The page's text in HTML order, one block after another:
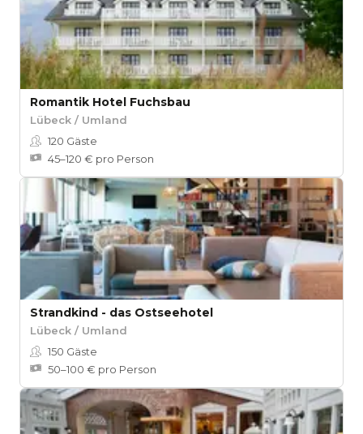
Romantik Hotel Fuchsbau
Lübeck / Umland
120 Gäste
45–120 € pro Person
Strandkind - das Ostseehotel
Lübeck / Umland
150 Gäste
50–100 € pro Person